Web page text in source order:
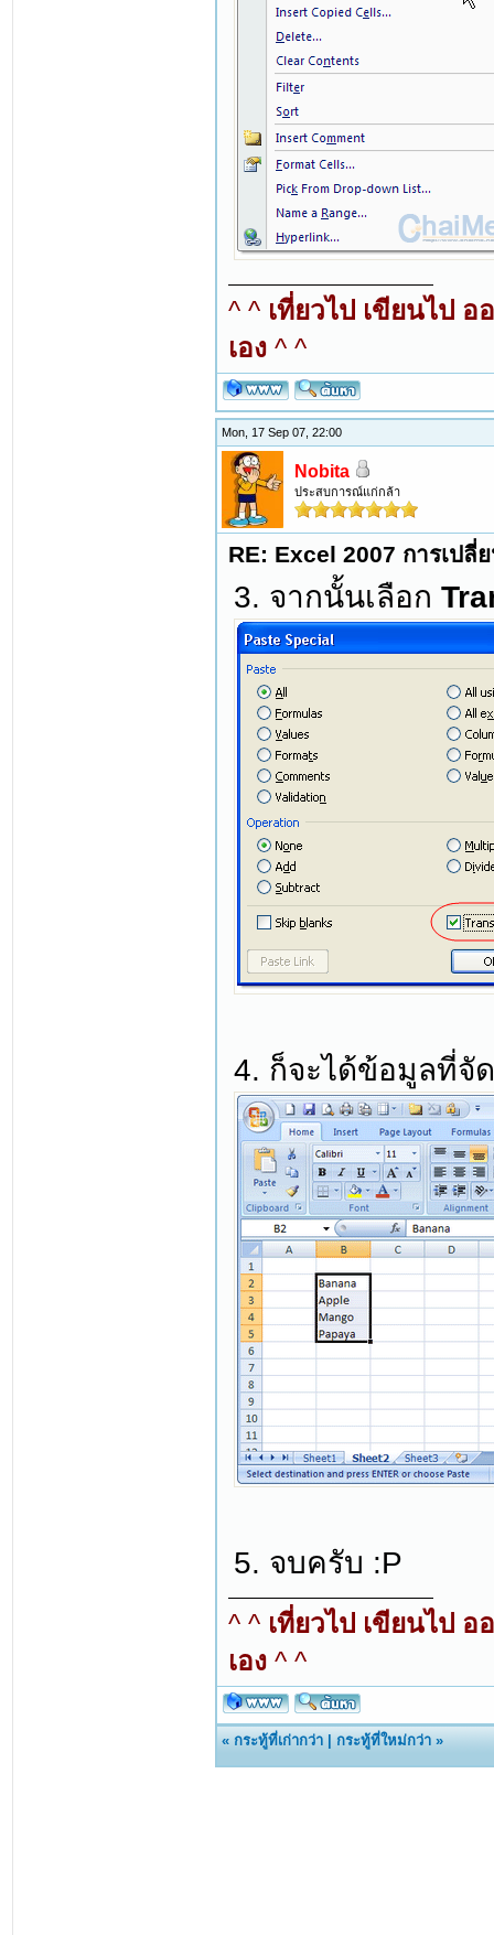
^ ^ เที่ยวไป เขียนไป
เอง ^ ^
Mon, 17 Sep 07, 22:00
Nobita
ประสบการณ์แก่กล้า
RE: Excel 2007 การเป
3. จากนั้นเลือก
4. ก็จะได้ข้อมูลที่จั
5. จบครับ :P
^ ^ เที่ยวไป เขียนไป
เอง ^ ^
«กระทู้ที่เก่ากว่า |กระทู้ที่ใหม่กว่า »